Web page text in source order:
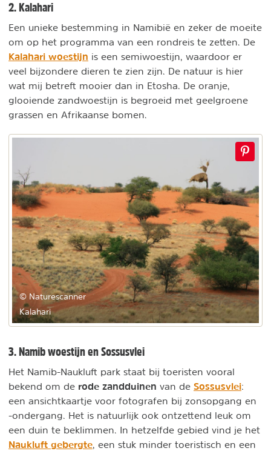
2. Kalahari
Een unieke bestemming in Namibië en zeker de moeite
om op het programma van een rondreis te zetten. De
Kalahari woestijn is een semiwoestijn, waardoor er
veel bijzondere dieren te zien zijn. De natuur is hier
wat mij betreft mooier dan in Etosha. De oranje,
glooiende zandwoestijn is begroeid met geelgroene
grassen en Afrikaanse bomen.
© Naturescanner
Kalahari
3. Namib woestijn en Sossusvlei
Het Namib-Naukluft park staat bij toeristen vooral
bekend om de rode zandduinen van de Sossusvlei:
een ansichtkaartje voor fotografen bij zonsopgang en
-ondergang. Het is natuurlijk ook ontzettend leuk om
een duin te beklimmen. In hetzelfde gebied vind je het
Naukluft gebergte , een stuk minder toeristisch en een